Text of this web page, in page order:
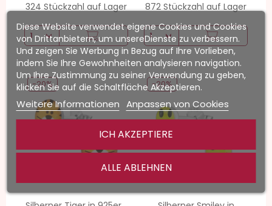
324 Stückzahl auf Lager 872 Stückzahl auf Lager
-20% -20%
Diese Website verwendet eigene Cookies und Cookies
von Drittanbietern, um unsereDienste zu verbessern.
Und zeigen Sie Werbung in Bezug auf Ihre Vorlieben,
indem Sie Ihre Gewohnheiten analysieren navigation.
Um Ihre Zustimmung zu seiner Verwendung zu geben,
klicken Sie auf die Schaltfläche Akzeptieren.
Weitere Informationen Anpassen von Cookies
ALLE ABLEHNEN
ICH AKZEPTIERE